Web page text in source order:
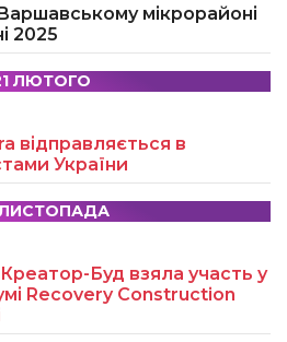
мікрорайоні
2025
ЛЮТОГО
відправляється в
України
ЛИСТОПАДА
Буд взяла участь у
Recovery Construction